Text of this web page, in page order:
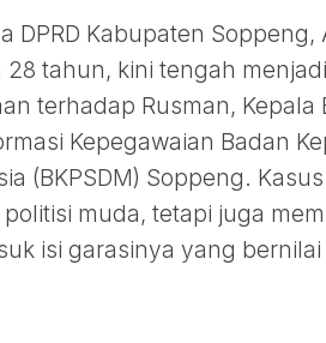
DPRD Kabupaten Soppeng,
tahun, kini tengah
terhadap Rusman, Kepala
Kepegawaian Badan
(BKPSDM) Soppeng.
muda, tetapi juga
isi garasinya yang